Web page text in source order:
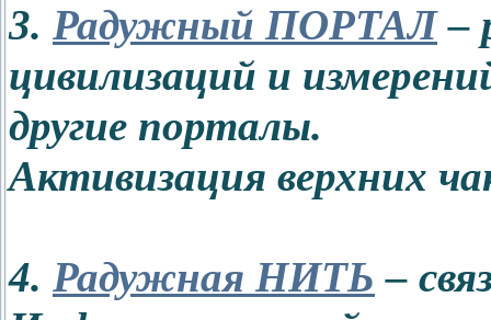
3. Радужный ПОРТАЛ–
цивилизаций и
другие порталы.
Активизация верхних
4. Радужная НИТЬ –